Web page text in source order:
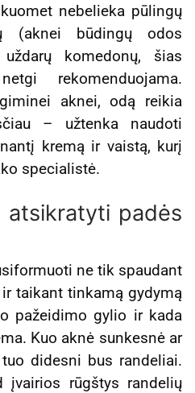
nebelieka pūlingų
(aknei būdingų odos
komedonų, šias
rekomenduojama.
aknei, odą reikia
– užtenka naudoti
kremą ir vaistą, kurį
specialistė.
atsikratyti padės
ne tik spaudant
taikant tinkamą gydymą
pažeidimo gylio ir kada
Kuo aknė sunkesnė ar
didesni bus randeliai.
įvairios rūgštys randelių